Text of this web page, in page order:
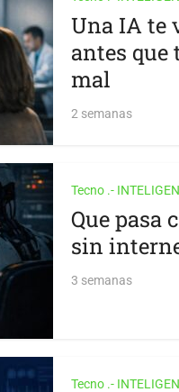
Una IA te
antes que
mal
2 semanas
Tecno .-
Que pasa
sin
3 semanas
Tecno .-